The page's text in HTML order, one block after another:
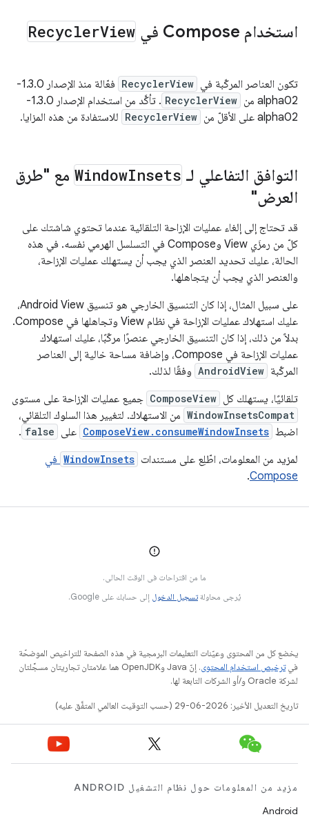
استخدام Compose في RecyclerView
تكون العناصر المركّبة في RecyclerView
فعّالة منذ الإصدار 1.3.0-
alpha02 من
RecyclerView
. تأكَّد من استخدام الإصدار 1.3.0-
alpha02 على الأقلّ من
RecyclerView للاستفادة من هذه المزايا.
التوافق التفاعلي لـ WindowInsets
مع "طرق
العرض"
قد تحتاج إلى إلغاء عمليات الإزاحة التلقائية عندما تحتوي شاشتك على
كلّ من رمزَي View وCompose في التسلسل الهرمي نفسه. في هذه
الحالة، عليك تحديد العنصر الذي يجب أن يستهلك عمليات الإزاحة،
والعنصر الذي يجب أن يتجاهلها.
على سبيل المثال، إذا كان التنسيق الخارجي هو تنسيق Android View،
عليك استهلاك عمليات الإزاحة في نظام View وتجاهلها في Compose.
بدلاً من ذلك، إذا كان التنسيق الخارجي عنصرًا مركّبًا، عليك استهلاك
عمليات الإزاحة في Compose، وإضافة مساحة خالية إلى العناصر
المركّبة AndroidView وفقًا لذلك.
تلقائيًا، يستهلك كل ComposeView جميع عمليات الإزاحة على مستوى
WindowInsetsCompat من الاستهلاك. لتغيير هذا السلوك التلقائي،
اضبط ComposeView.consumeWindowInsets على false
.
لمزيد من المعلومات، اطّلِع على مستندات WindowInsets في
Compose
.
ما من اقتراحات في الوقت الحالي.
يُرجى محاولة تسجيل الدخول إلى حسابك على Google.
يخضع كل من المحتوى وعيّنات التعليمات البرمجية في هذه الصفحة للتراخيص الموضحّة
فيترخيص استخدام المحتوى
. إنّ Java وOpenJDK هما علامتان تجاريتان مسجَّلتان
لشركة Oracle و/أو الشركات التابعة لها.
تاريخ التعديل الأخير: 2026-06-29 (حسب التوقيت العالمي المتفَّق عليه)
مزيد من المعلومات حول نظام التشغيل ANDROID
Android